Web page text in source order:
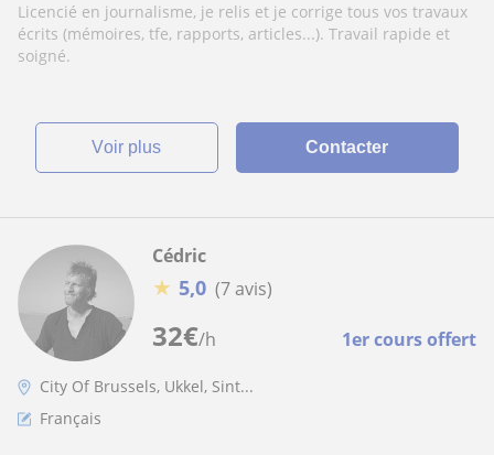
Licencié en journalisme, je relis et je corrige tous vos travaux
écrits (mémoires, tfe, rapports, articles...). Travail rapide et
soigné.
voir plus Contacter
32€/h 1er cours offert
Cédric
★ 5,0 (7 avis)
City Of Brussels, Ukkel, Sint...
Français